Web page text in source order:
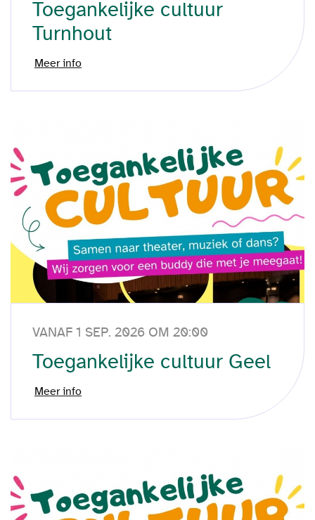
Toegankelijke cultuur
Turnhout
Meer info
VANAF 1 SEP. 2026 OM 20:00
Toegankelijke cultuur Geel
Meer info